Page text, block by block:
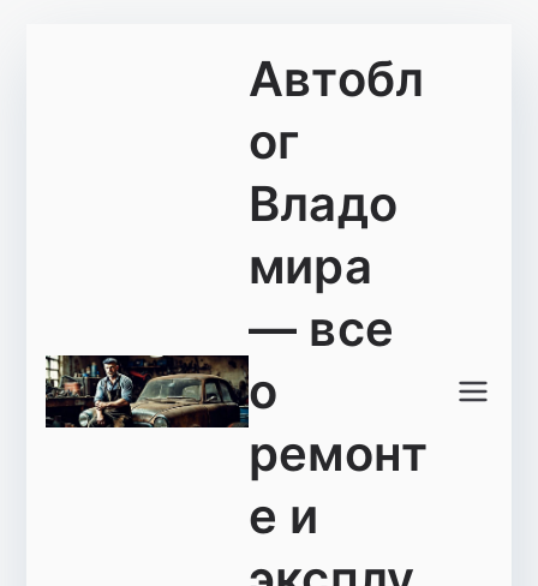
Автобл
ог
Владо
мира
— все
о
ремонт
е и